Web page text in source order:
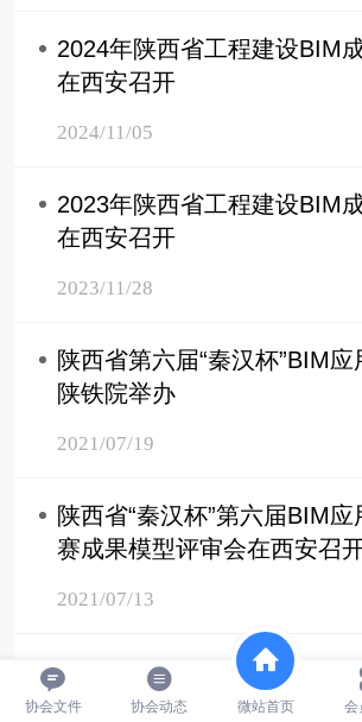
2024年陕西省工程建设BIM
在西安召开
2024/11/05
2023年陕西省工程建设BIM
在西安召开
2023/11/28
陕西省第六届“秦汉杯”BIM应
陕铁院举办
2021/07/19
陕西省“秦汉杯”第六届BIM应
赛成果模型评审会在西安召
2021/07/13
陕西省第六届BIM高峰论坛暨
“秦汉杯”BIM应用大赛表彰大
协会文件 协会动态 微站首页 会